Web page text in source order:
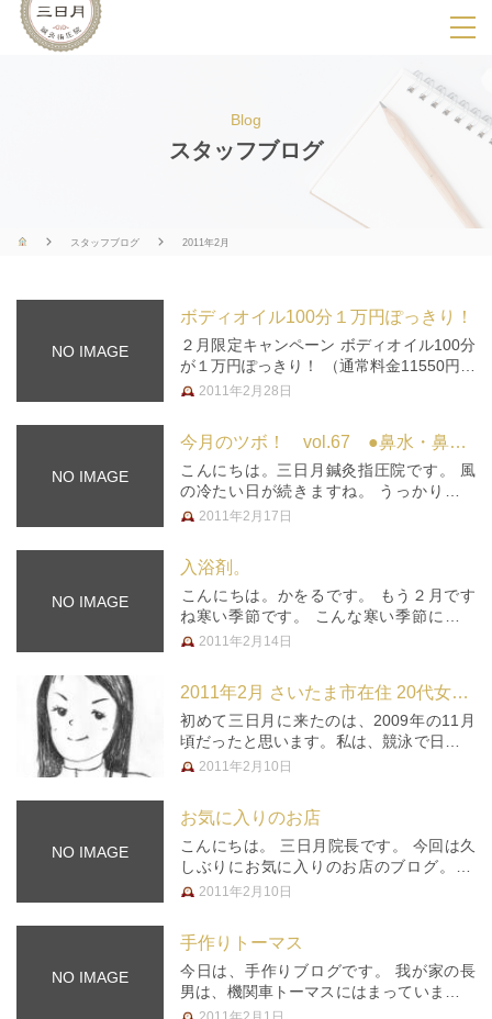
SPメニ
ー
展
用
ボ
Blog
スタッフブログ
スタッフブログ 2011年2月
NO IMAGE
ボディオイル100分１万円ぽっきり！
２月限定キャンペーン ボディオイル100分
が１万円ぽっきり！ （通常料金11550円）
「いつもマッサージだけだけど、ボディオ
会にぜひお試しくだ…
2011年2月28日
NO IMAGE
今月のツボ！ vol.67 ●鼻水・鼻づまり●
こんにちは。三日月鍼灸指圧院です。 風
の冷たい日が続きますね。 うっかり風邪
をひいて、鼻の症状にお困りではないです
り」についてです。 鼻水・鼻づまり…
2011年2月17日
NO IMAGE
入浴剤。
こんにちは。かをるです。 もう２月です
ね寒い季節です。 こんな寒い季節には温
泉に入って温まりたいですね。 忙しい日
るためにも、ゆっくり…
2011年2月14日
2011年2月 さいたま市在住 20代女性 大学生
初めて三日月に来たのは、2009年の11月
頃だったと思います。私は、競泳で日本の
トップを目指して日々、練習に励んでいま
ちでもありました。 来る…
2011年2月10日
NO IMAGE
お気に入りのお店
こんにちは。 三日月院長です。 今回は久
しぶりにお気に入りのお店のブログ。 今
回ご紹介するのは、昨年10月に白岡の公民
道を偶然通り、「あ、なんか…
2011年2月10日
NO IMAGE
手作りトーマス
今日は、手作りブログです。 我が家の長
男は、機関車トーマスにはまっています。
それまで、お友達からお下がりで頂いた、